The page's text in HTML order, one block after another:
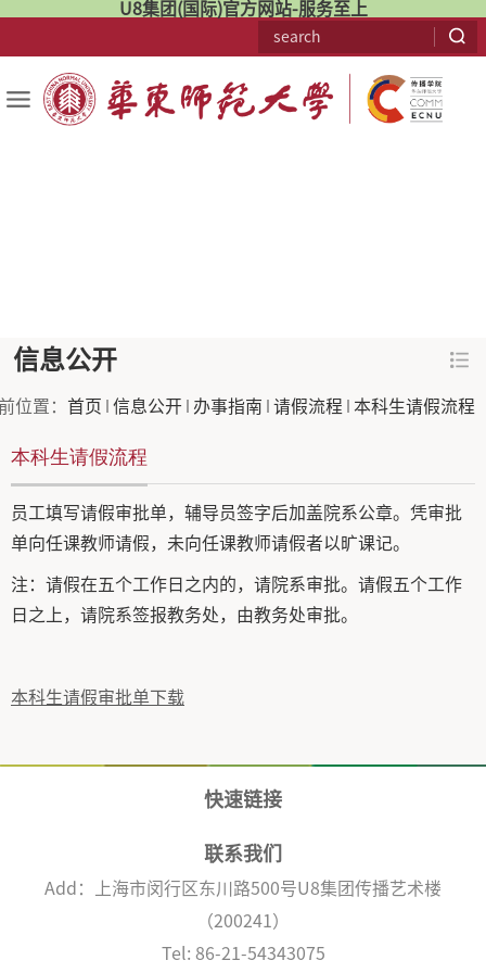
U8集团(国际)官方网站-服务至上
信息公开
位置： 首页 信息公开 办事指南 请假流程 本科生请假流程
本科生请假流程
员工填写请假审批单，辅导员签字后加盖院系公章。凭审批
单向任课教师请假，未向任课教师请假者以旷课记。
注：请假在五个工作日之内的，请院系审批。请假五个工作
日之上，请院系签报教务处，由教务处审批。
本科生请假审批单下载
快速链接
联系我们
Add：上海市闵行区东川路500号U8集团传播艺术楼
（200241）
Tel: 86-21-54343075